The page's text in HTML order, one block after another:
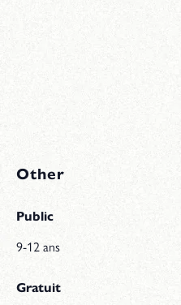
Other
Public
9-12 ans
Gratuit